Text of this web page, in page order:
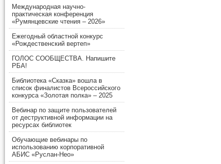
Международная научно-
практическая конференция
«Румянцевские чтения – 2026»
Ежегодный областной конкурс
«Рождественский вертеп»
ГОЛОС СООБЩЕСТВА. Напишите
РБА!
Библиотека «Сказка» вошла в
список финалистов Всероссийского
конкурса «Золотая полка» – 2025
Вебинар по защите пользователей
от деструктивной информации на
ресурсах библиотек
Обучающие вебинары по
использованию корпоративной
АБИС «Руслан-Нео»